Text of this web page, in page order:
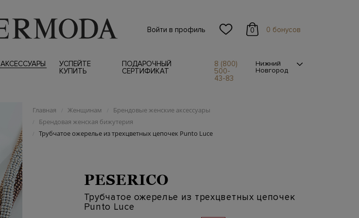
Войти в профиль 0 0 бонусов
АКСЕССУАРЫ
УСПЕЙТЕ
КУПИТЬ
ПОДАРОЧНЫЙ
СЕРТИФИКАТ
8 (800)
500-
43-83
Нижний
Новгород
Главная / Женщинам / Брендовые женские аксессуары
/ Брендовая женская бижутерия
/ Трубчатое ожерелье из трехцветных цепочек Punto Luce
PESERICO
Трубчатое ожерелье из трехцветных цепочек
Punto Luce